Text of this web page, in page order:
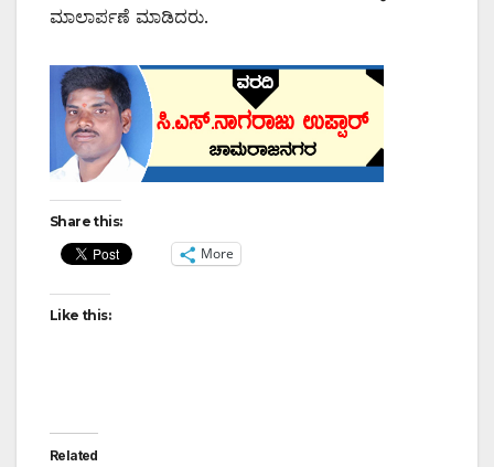
ಮಾಲಾರ್ಪಣೆ ಮಾಡಿದರು.
Share this:
More
Like this:
Related